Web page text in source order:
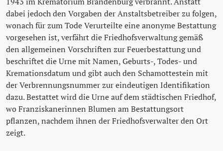
dabei jedoch den Vorgaben der Anstaltsbetreiber zu folgen,
wonach für zum Tode Verurteilte eine anonyme Bestattung
vorgesehen ist, verfährt die Friedhofsverwaltung gemäß
den allgemeinen Vorschriften zur Feuerbestattung und
beschriftet die Urne mit Namen, Geburts-, Todes- und
Kremationsdatum und gibt auch den Schamottestein mit
der Verbrennungsnummer zur eindeutigen Identifikation
dazu. Bestattet wird die Urne auf dem städtischen Friedhof,
wo Franziskanerinnen Blumen am Bestattungsort
pflanzen, nachdem ihnen der Friedhofsverwalter den Ort
zeigt.